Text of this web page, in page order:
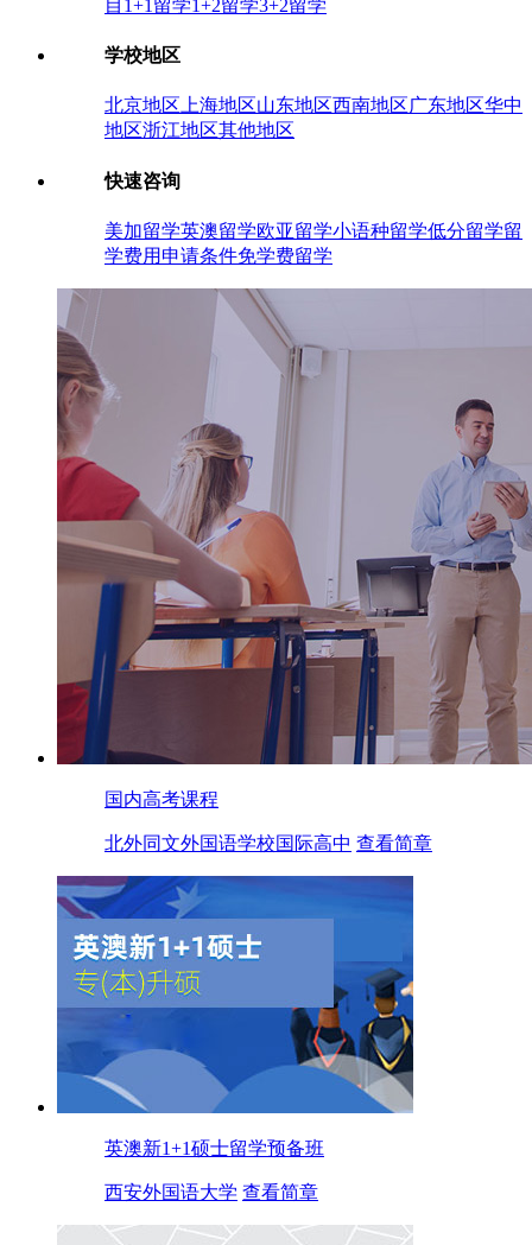
目 1+1留学1+2留学3+2留学
学校地区
北京地区上海地区山东地区西南地区广东地区华中
地区浙江地区其他地区
快速咨询
美加留学英澳留学欧亚留学小语种留学低分留学留
学费用 申请条件免学费留学
国内高考课程
北外同文外国语学校国际高中 查看简章
英澳新1+1硕士留学预备班
西安外国语大学 查看简章